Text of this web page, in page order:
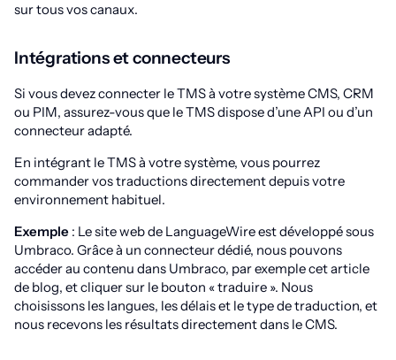
sur tous vos canaux.
Intégrations et connecteurs
Si vous devez connecter le TMS à votre système CMS, CRM
ou PIM, assurez-vous que le TMS dispose d’une API ou d’un
connecteur adapté.
En intégrant le TMS à votre système, vous pourrez
commander vos traductions directement depuis votre
environnement habituel.
Exemple : Le site web de LanguageWire est développé sous
Umbraco. Grâce à un connecteur dédié, nous pouvons
accéder au contenu dans Umbraco, par exemple cet article
de blog, et cliquer sur le bouton « traduire ». Nous
choisissons les langues, les délais et le type de traduction, et
nous recevons les résultats directement dans le CMS.